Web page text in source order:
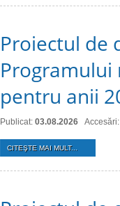
Proiectul de
Programului
pentru anii
Publicat: 03.08.2026
CITEŞTE MAI MULT...